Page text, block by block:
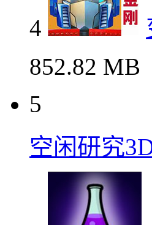
4
852.82 MB
5
空闲研究